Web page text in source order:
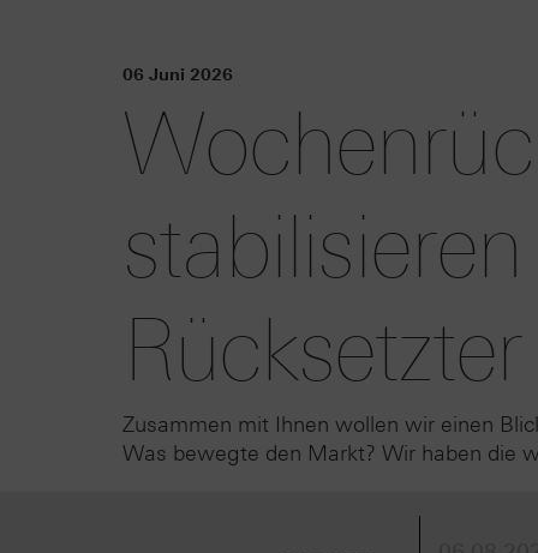
06 Juni 2026
Rücksetzter
Zusammen mit Ihnen wollen wir einen
Was bewegte den Markt? Wir haben die